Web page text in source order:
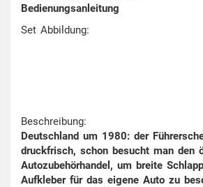
Bedienungsanleitung
Set Abbildung:
Beschreibung:
Deutschland um 1980: der
druckfrisch, schon besucht man den
Autozubehörhandel, um breite
Aufkleber für das eigene Auto zu